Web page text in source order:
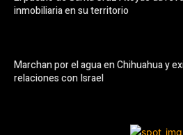
inmobiliaria en su territorio
Marchan por el agua en Chihuahua y
relaciones con Israel